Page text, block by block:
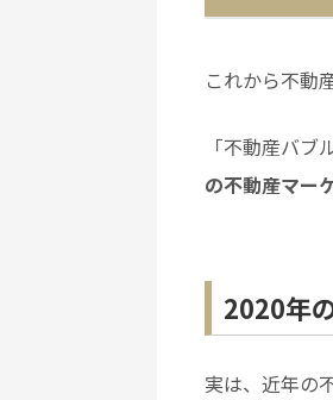
これから不動
「不動産バ
の不動産マー
2020年
実は、近年の